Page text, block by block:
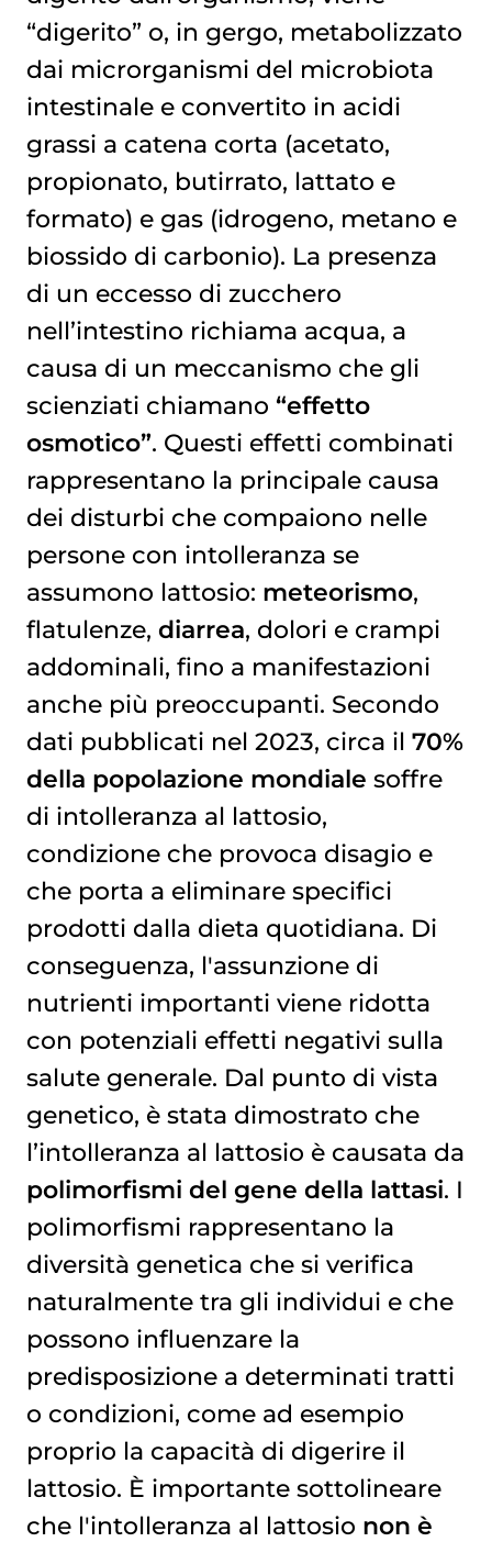
“digerito” o, in gergo, metabolizzato
dai microrganismi del microbiota
intestinale e convertito in acidi
grassi a catena corta (acetato,
propionato, butirrato, lattato e
formato) e gas (idrogeno, metano e
biossido di carbonio). La presenza
di un eccesso di zucchero
nell’intestino richiama acqua, a
causa di un meccanismo che gli
scienziati chiamano “effetto
osmotico”. Questi effetti combinati
rappresentano la principale causa
dei disturbi che compaiono nelle
persone con intolleranza se
assumono lattosio: meteorismo,
flatulenze, diarrea, dolori e crampi
addominali, fino a manifestazioni
anche più preoccupanti. Secondo
dati pubblicati nel 2023, circa il 70%
della popolazione mondiale soffre
di intolleranza al lattosio,
condizione che provoca disagio e
che porta a eliminare specifici
prodotti dalla dieta quotidiana. Di
conseguenza, l'assunzione di
nutrienti importanti viene ridotta
con potenziali effetti negativi sulla
salute generale. Dal punto di vista
genetico, è stata dimostrato che
l’intolleranza al lattosio è causata da
polimorfismi del gene della lattasi. I
polimorfismi rappresentano la
diversità genetica che si verifica
naturalmente tra gli individui e che
possono influenzare la
predisposizione a determinati tratti
o condizioni, come ad esempio
proprio la capacità di digerire il
lattosio. È importante sottolineare
che l'intolleranza al lattosio non è